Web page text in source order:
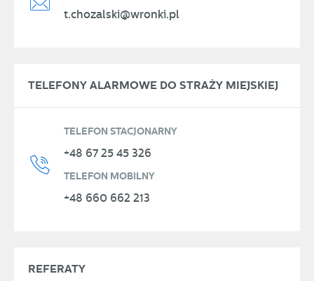
t.chozalski@wronki.pl
TELEFONY ALARMOWE DO STRAŻY MIEJSKIEJ
TELEFON STACJONARNY
+48 67 25 45 326
TELEFON MOBILNY
+48 660 662 213
REFERATY